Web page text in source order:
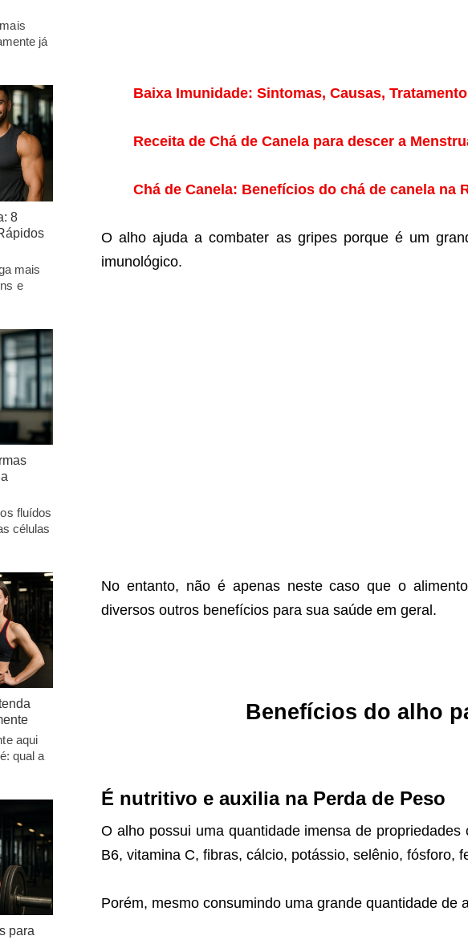
Baixa Imunidade: Sintomas, Causas,
Receita de Chá de Canela para descer a
Chá de Canela: Benefícios do chá de canela na
O alho ajuda a combater as gripes porque é um
imunológico.
No entanto, não é apenas neste caso que o
diversos outros benefícios para sua saúde em geral.
Benefícios do alho
É nutritivo e auxilia na Perda de Peso
O alho possui uma quantidade imensa de
B6, vitamina C, fibras, cálcio, potássio, selênio, fósforo,
Porém, mesmo consumindo uma grande quantidade de
já
8
mais
e
fluídos
células
aqui
qual a
para